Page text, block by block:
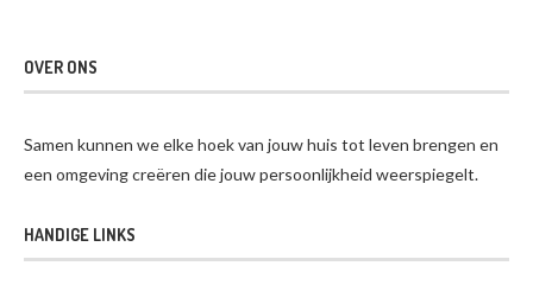
OVER ONS
Samen kunnen we elke hoek van jouw huis tot leven brengen en
een omgeving creëren die jouw persoonlijkheid weerspiegelt.
HANDIGE LINKS